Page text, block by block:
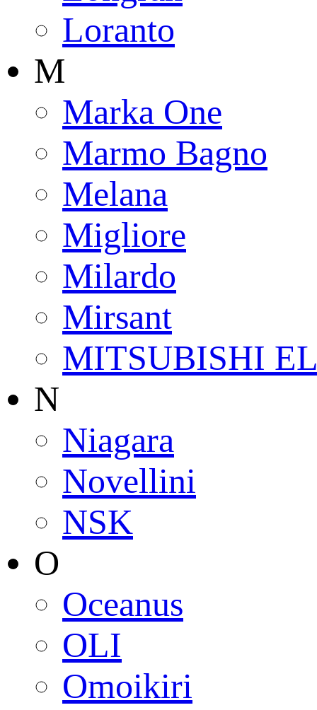
Loranto
M
Marka One
Marmo Bagno
Melana
Migliore
Milardo
Mirsant
MITSUBISHI
N
Niagara
Novellini
NSK
O
Oceanus
OLI
Omoikiri